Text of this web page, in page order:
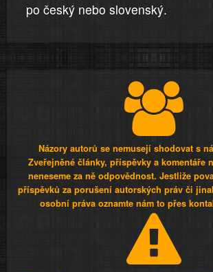
po český nebo slovenský.
Názory autorů se nemusejí shodovat s
Zveřejněné články, příspěvky a komentáře
neneseme za ně odpovědnost. Jestliže
příspěvků za porušení autorských práv či
osobní práva oznamte nám to přes